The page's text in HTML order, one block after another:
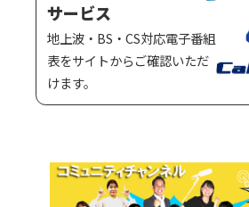
サービス
地上波・BS・CS対応電子番組
表をサイトからご確認いただ
けます。